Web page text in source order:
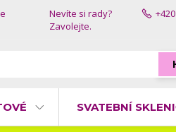
Nevíte si rady?
Zavolejte.
SVATEBNÍ